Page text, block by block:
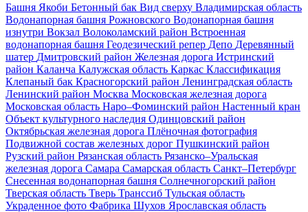
Башня Якоби Бетонный бак Вид сверху Владимирская область
Водонапорная башня Рожновского Водонапорная башня
изнутри Вокзал Волоколамский район Встроенная
водонапорная башня Геодезический репер Депо Деревянный
шатер Дмитровский район Железная дорога Истринский
район Каланча Калужская область Каркас Классификация
Клепаный бак Красногорский район Ленинградская область
Ленинский район Москва Московская железная дорога
Московская область Наро–Фоминский район Настенный кран
Объект культурного наследия Одинцовский район
Октябрьская железная дорога Плёночная фотография
Подвижной состав железных дорог Пушкинский район
Рузский район Рязанская область Рязанско–Уральская
железная дорога Самара Самарская область Санкт–Петербург
Снесенная водонапорная башня Солнечногорский район
Тверская область Тверь Транссиб Тульская область
Украденное фото Фабрика Шухов Ярославская область